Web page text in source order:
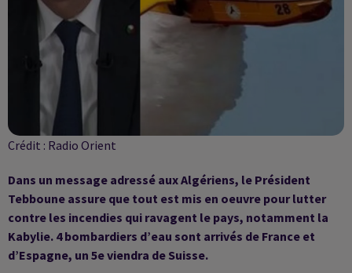
Crédit : Radio Orient
Dans un message adressé aux Algériens, le Président
Tebboune assure que tout est mis en oeuvre pour lutter
contre les incendies qui ravagent le pays, notamment la
Kabylie. 4 bombardiers d’eau sont arrivés de France et
d’Espagne, un 5e viendra de Suisse.